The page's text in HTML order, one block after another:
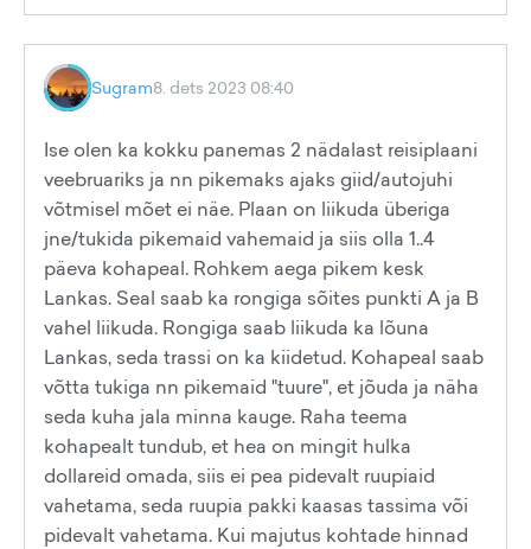
Sugram8. dets 2023 08:40
Ise olen ka kokku panemas 2 nädalast reisiplaani
veebruariks ja nn pikemaks ajaks giid/autojuhi
võtmisel mõet ei näe. Plaan on liikuda überiga
jne/tukida pikemaid vahemaid ja siis olla 1..4
päeva kohapeal. Rohkem aega pikem kesk
Lankas. Seal saab ka rongiga sõites punkti A ja B
vahel liikuda. Rongiga saab liikuda ka lõuna
Lankas, seda trassi on ka kiidetud. Kohapeal saab
võtta tukiga nn pikemaid "tuure", et jõuda ja näha
seda kuha jala minna kauge. Raha teema
kohapealt tundub, et hea on mingit hulka
dollareid omada, siis ei pea pidevalt ruupiaid
vahetama, seda ruupia pakki kaasas tassima või
pidevalt vahetama. Kui majutus kohtade hinnad